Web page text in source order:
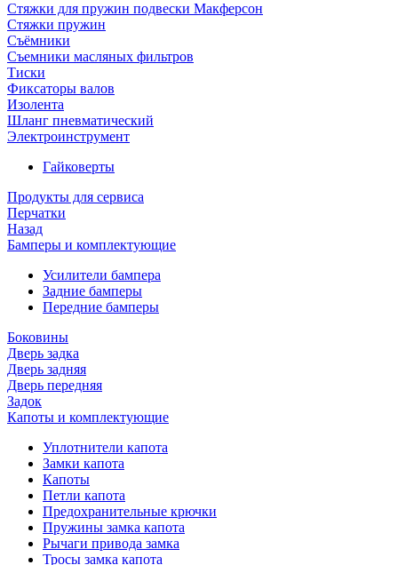
Стяжки для пружин подвески Макферсон
Стяжки пружин
Съёмники
Съемники масляных фильтров
Тиски
Фиксаторы валов
Изолента
Шланг пневматический
Электроинструмент
Гайковерты
Продукты для сервиса
Перчатки
Назад
Бамперы и комплектующие
Усилители бампера
Задние бамперы
Передние бамперы
Боковины
Дверь задка
Дверь задняя
Дверь передняя
Задок
Капоты и комплектующие
Уплотнители капота
Замки капота
Капоты
Петли капота
Предохранительные крючки
Пружины замка капота
Рычаги привода замка
Тросы замка капота